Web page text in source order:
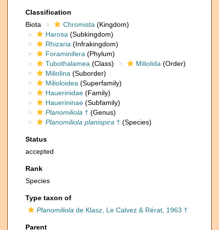
Classification
Biota
Chromista (Kingdom)
Harosa (Subkingdom)
Rhizaria (Infrakingdom)
Foraminifera (Phylum)
Tubothalamea (Class) Miliolida (Order)
Miliolina (Suborder)
Milioloidea (Superfamily)
Hauerinidae (Family)
Hauerininae (Subfamily)
Planomiliola † (Genus)
Planomiliola planispira † (Species)
Status
accepted
Rank
Species
Type taxon of
Planomiliola de Klasz, Le Calvez & Rérat, 1963 †
Parent